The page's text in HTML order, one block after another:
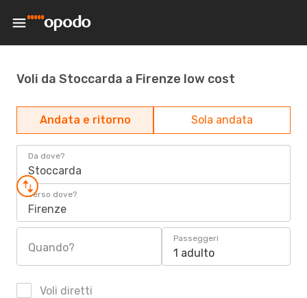
Voli da Stoccarda a Firenze low cost
Andata e ritorno Sola andata
Da dove?
Stoccarda
Verso dove?
Firenze
Quando?
Passeggeri
1 adulto
Voli diretti